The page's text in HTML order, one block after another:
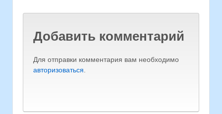
Добавить комментарий
Для отправки комментария вам необходимо
авторизоваться